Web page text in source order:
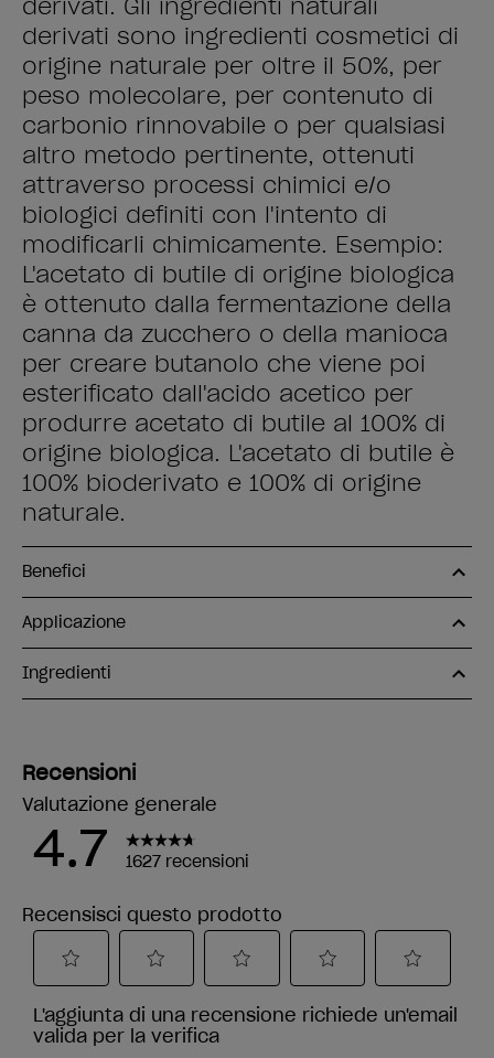
derivati. Gli ingredienti naturali
derivati sono ingredienti cosmetici di
origine naturale per oltre il 50%, per
peso molecolare, per contenuto di
carbonio rinnovabile o per qualsiasi
altro metodo pertinente, ottenuti
attraverso processi chimici e/o
biologici definiti con l'intento di
modificarli chimicamente. Esempio:
L'acetato di butile di origine biologica
è ottenuto dalla fermentazione della
canna da zucchero o della manioca
per creare butanolo che viene poi
esterificato dall'acido acetico per
produrre acetato di butile al 100% di
origine biologica. L'acetato di butile è
100% bioderivato e 100% di origine
naturale.
Benefici
Applicazione
Ingredienti